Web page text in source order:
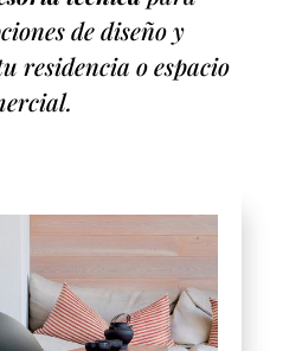
de diseño y
residencia o espacio